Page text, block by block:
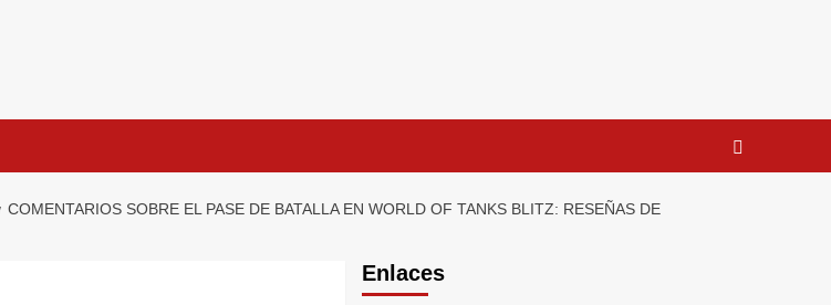
COMENTARIOS SOBRE EL PASE DE BATALLA EN WORLD OF TANKS BLITZ: RESEÑAS DE
Enlaces